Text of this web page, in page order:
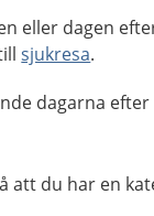
eller dagen
sjukresa.
dagarna
att du har en